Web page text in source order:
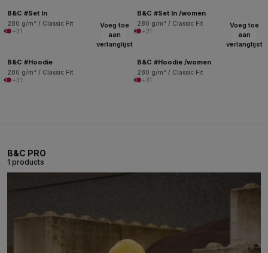
B&C #Set In
280 g/m² / Classic Fit
+31
B&C #Set In /women
280 g/m² / Classic Fit
+31
Voeg toe
aan
verlanglijst
B&C #Hoodie
280 g/m² / Classic Fit
+31
Voeg toe
aan
verlanglijst
B&C #Hoodie /women
280 g/m² / Classic Fit
+31
B&C PRO
1 products